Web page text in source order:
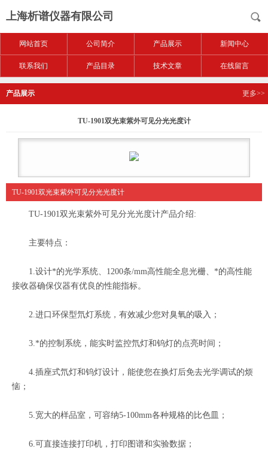
上海析谱仪器有限公司
网站首页 公司简介 产品展示 新闻中心
联系我们 产品目录 技术文章 在线留言
产品展示 更多>>
TU-1901双光束紫外可见分光光度计
TU-1901双光束紫外可见分光光度计
TU-1901双光束紫外可见分光光度计产品介绍:
主要特点：
1.设计*的光学系统、1200条/mm高性能全息光栅、*的高性能
接收器确保仪器有优良的性能指标。
2.进口环保型氘灯系统，有效减少您对臭氧的吸入；
3.*的控制系统，能实时监控氘灯和钨灯的点亮时间；
4.插座式氘灯和钨灯设计，能使您在换灯后免去光学调试的烦
恼；
5.宽大的样品室，可容纳5-100mm各种规格的比色皿；
6.可直接连接打印机，打印图谱和实验数据；